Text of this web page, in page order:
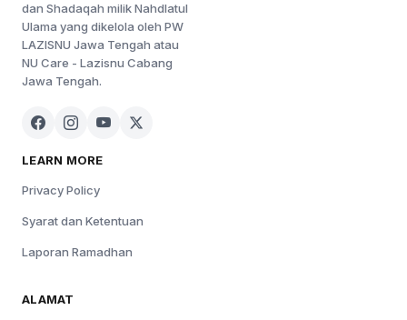
dan Shadaqah milik Nahdlatul
Ulama yang dikelola oleh PW
LAZISNU Jawa Tengah atau
NU Care - Lazisnu Cabang
Jawa Tengah.
LEARN MORE
Privacy Policy
Syarat dan Ketentuan
Laporan Ramadhan
ALAMAT